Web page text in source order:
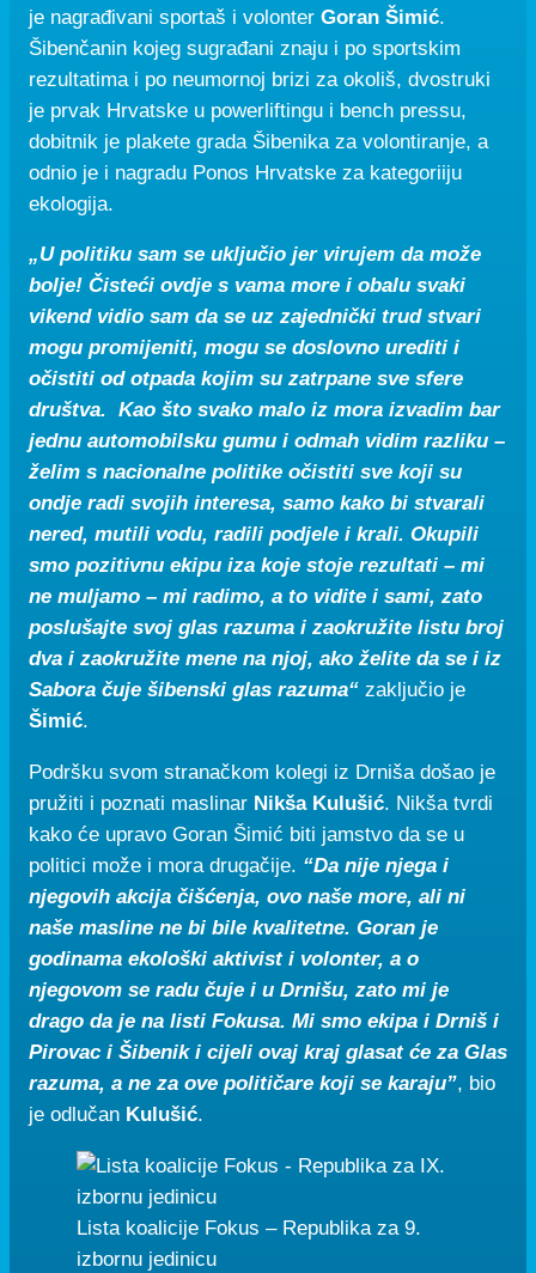
je nagrađivani sportaš i volonter Goran Šimić.
Šibenčanin kojeg sugrađani znaju i po sportskim
rezultatima i po neumornoj brizi za okoliš, dvostruki
je prvak Hrvatske u powerliftingu i bench pressu,
dobitnik je plakete grada Šibenika za volontiranje, a
odnio je i nagradu Ponos Hrvatske za kategoriiju
ekologija.
„U politiku sam se uključio jer virujem da može
bolje! Čisteći ovdje s vama more i obalu svaki
vikend vidio sam da se uz zajednički trud stvari
mogu promijeniti, mogu se doslovno urediti i
očistiti od otpada kojim su zatrpane sve sfere
društva. Kao što svako malo iz mora izvadim bar
jednu automobilsku gumu i odmah vidim razliku –
želim s nacionalne politike očistiti sve koji su
ondje radi svojih interesa, samo kako bi stvarali
nered, mutili vodu, radili podjele i krali. Okupili
smo pozitivnu ekipu iza koje stoje rezultati – mi
ne muljamo – mi radimo, a to vidite i sami, zato
poslušajte svoj glas razuma i zaokružite listu broj
dva i zaokružite mene na njoj, ako želite da se i iz
Sabora čuje šibenski glas razuma“ zaključio je
Šimić.
Podršku svom stranačkom kolegi iz Drniša došao je
pružiti i poznati maslinar Nikša Kulušić. Nikša tvrdi
kako će upravo Goran Šimić biti jamstvo da se u
politici može i mora drugačije. “Da nije njega i
njegovih akcija čišćenja, ovo naše more, ali ni
naše masline ne bi bile kvalitetne. Goran je
godinama ekološki aktivist i volonter, a o
njegovom se radu čuje i u Drnišu, zato mi je
drago da je na listi Fokusa. Mi smo ekipa i Drniš i
Pirovac i Šibenik i cijeli ovaj kraj glasat će za Glas
razuma, a ne za ove političare koji se karaju”, bio
je odlučan Kulušić.
Lista koalicije Fokus – Republika za 9.
izbornu jedinicu